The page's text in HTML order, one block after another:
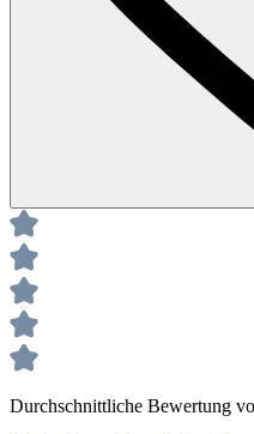
Durchschnittliche Bewertung